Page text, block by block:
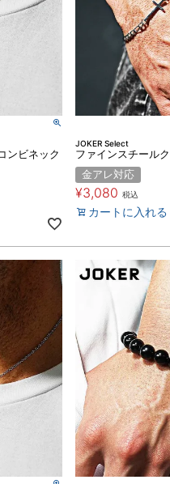
ンビネック
JOKER Select
ファインスチール
金アレ対応
¥3,080 税込
カートに入れる